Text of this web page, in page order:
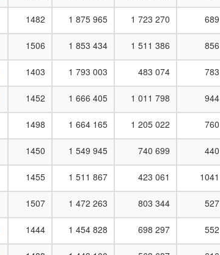
1482 1 875 965 1 723 270 689
1506 1 853 434 1 511 386 856
1403 1 793 003 483 074 783
1452 1 666 405 1 011 798 944
1498 1 664 165 1 205 022 760
1450 1 549 945 740 699 440
1455 1 511 867 423 061 1041
1507 1 472 263 803 344 527
1444 1 454 828 698 297 552